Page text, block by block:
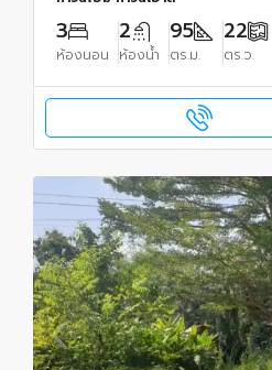
3
ห้องนอน
2
ห้องน้ำ
95
ตร.ม.
22
ตร.ว.